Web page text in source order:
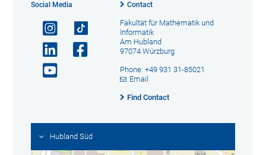
Social Media Contact
Fakultät für Mathematik und
Informatik
Am Hubland
97074 Würzburg
Phone: +49 931 31-85021
Email
Find Contact
Hubland Süd